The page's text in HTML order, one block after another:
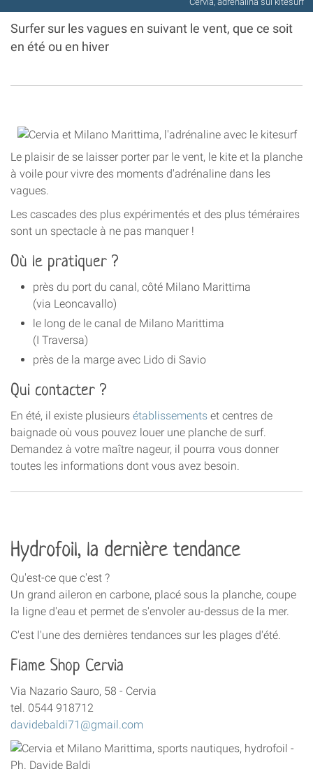
Surfer sur les vagues en suivant le vent, que ce soit
en été ou en hiver
Le plaisir de se laisser porter par le vent, le kite et la planche
à voile pour vivre des moments d'adrénaline dans les
vagues.
Les cascades des plus expérimentés et des plus téméraires
sont un spectacle à ne pas manquer !
Où le pratiquer ?
près du port du canal, côté Milano Marittima
(via Leoncavallo)
le long de le canal de Milano Marittima
(I Traversa)
près de la marge avec Lido di Savio
Qui contacter ?
En été, il existe plusieurs établissements et centres de
baignade où vous pouvez louer une planche de surf.
Demandez à votre maître nageur, il pourra vous donner
toutes les informations dont vous avez besoin.
Hydrofoil, la dernière tendance
Qu'est-ce que c'est ?
Un grand aileron en carbone, placé sous la planche, coupe
la ligne d'eau et permet de s'envoler au-dessus de la mer.
C'est l'une des dernières tendances sur les plages d'été.
Flame Shop Cervia
Via Nazario Sauro, 58 - Cervia
tel. 0544 918712
davidebaldi71@gmail.com